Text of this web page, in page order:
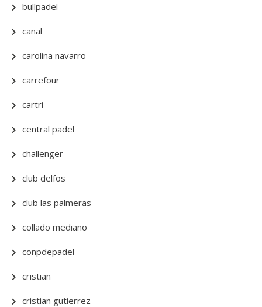
bullpadel
canal
carolina navarro
carrefour
cartri
central padel
challenger
club delfos
club las palmeras
collado mediano
conpdepadel
cristian
cristian gutierrez